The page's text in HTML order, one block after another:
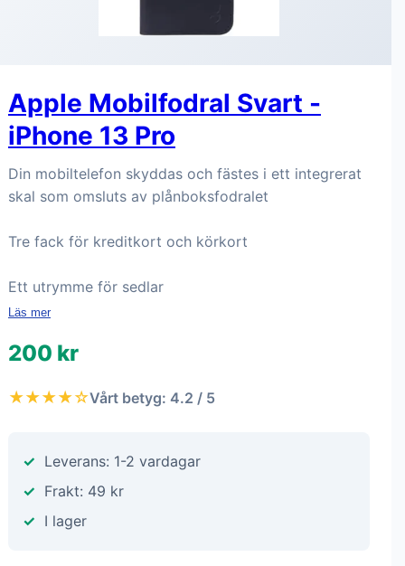
Apple Mobilfodral Svart -
iPhone 13 Pro
Din mobiltelefon skyddas och fästes i ett integrerat
skal som omsluts av plånboksfodralet
Tre fack för kreditkort och körkort
Ett utrymme för sedlar
Läs mer
200 kr
★★★★☆Vårt betyg: 4.2 / 5
Leverans: 1-2 vardagar
Frakt: 49 kr
I lager